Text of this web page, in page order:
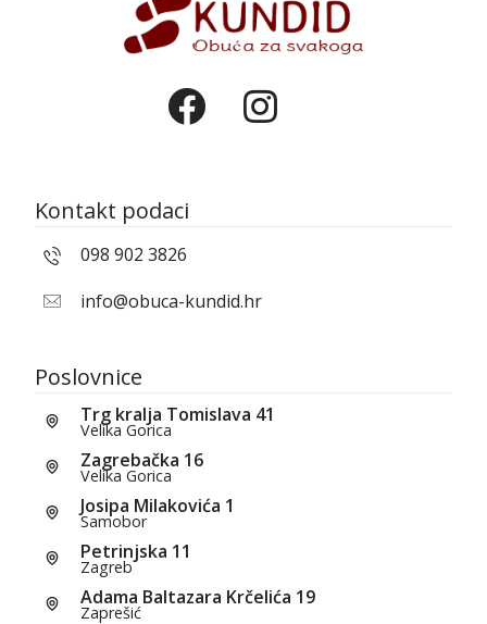
Kontakt podaci
098 902 3826
info@obuca-kundid.hr
Poslovnice
Trg kralja Tomislava 41
Velika Gorica
Zagrebačka 16
Velika Gorica
Josipa Milakovića 1
Samobor
Petrinjska 11
Zagreb
Adama Baltazara Krčelića 19
Zaprešić